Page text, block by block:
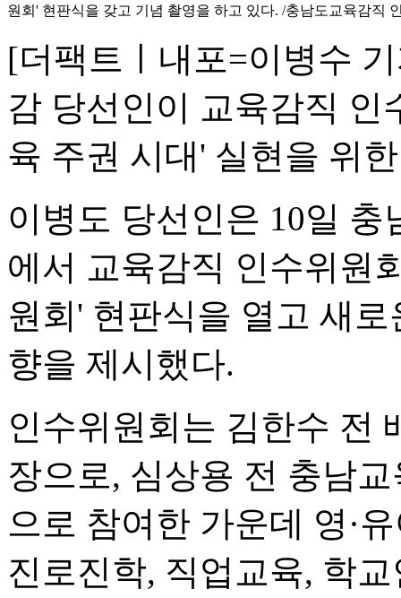
원회' 현판식을 갖고 기념 촬영을 하고 있다. /충남도교육감직
[더팩트ㅣ내포=이병수
감 당선인이 교육감직 인
육 주권 시대' 실현을 위
이병도 당선인은 10일
에서 교육감직 인수위원
원회' 현판식을 열고 새
향을 제시했다.
인수위원회는 김한수 전
장으로, 심상용 전 충남
으로 참여한 가운데 영·
진로진학, 직업교육, 학